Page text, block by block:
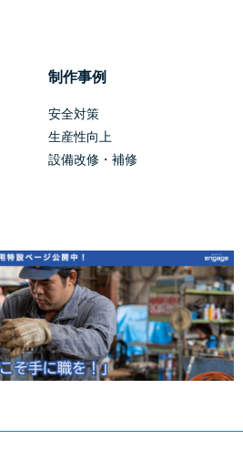
制作事例
安全対策
生産性向上
設備改修・補修